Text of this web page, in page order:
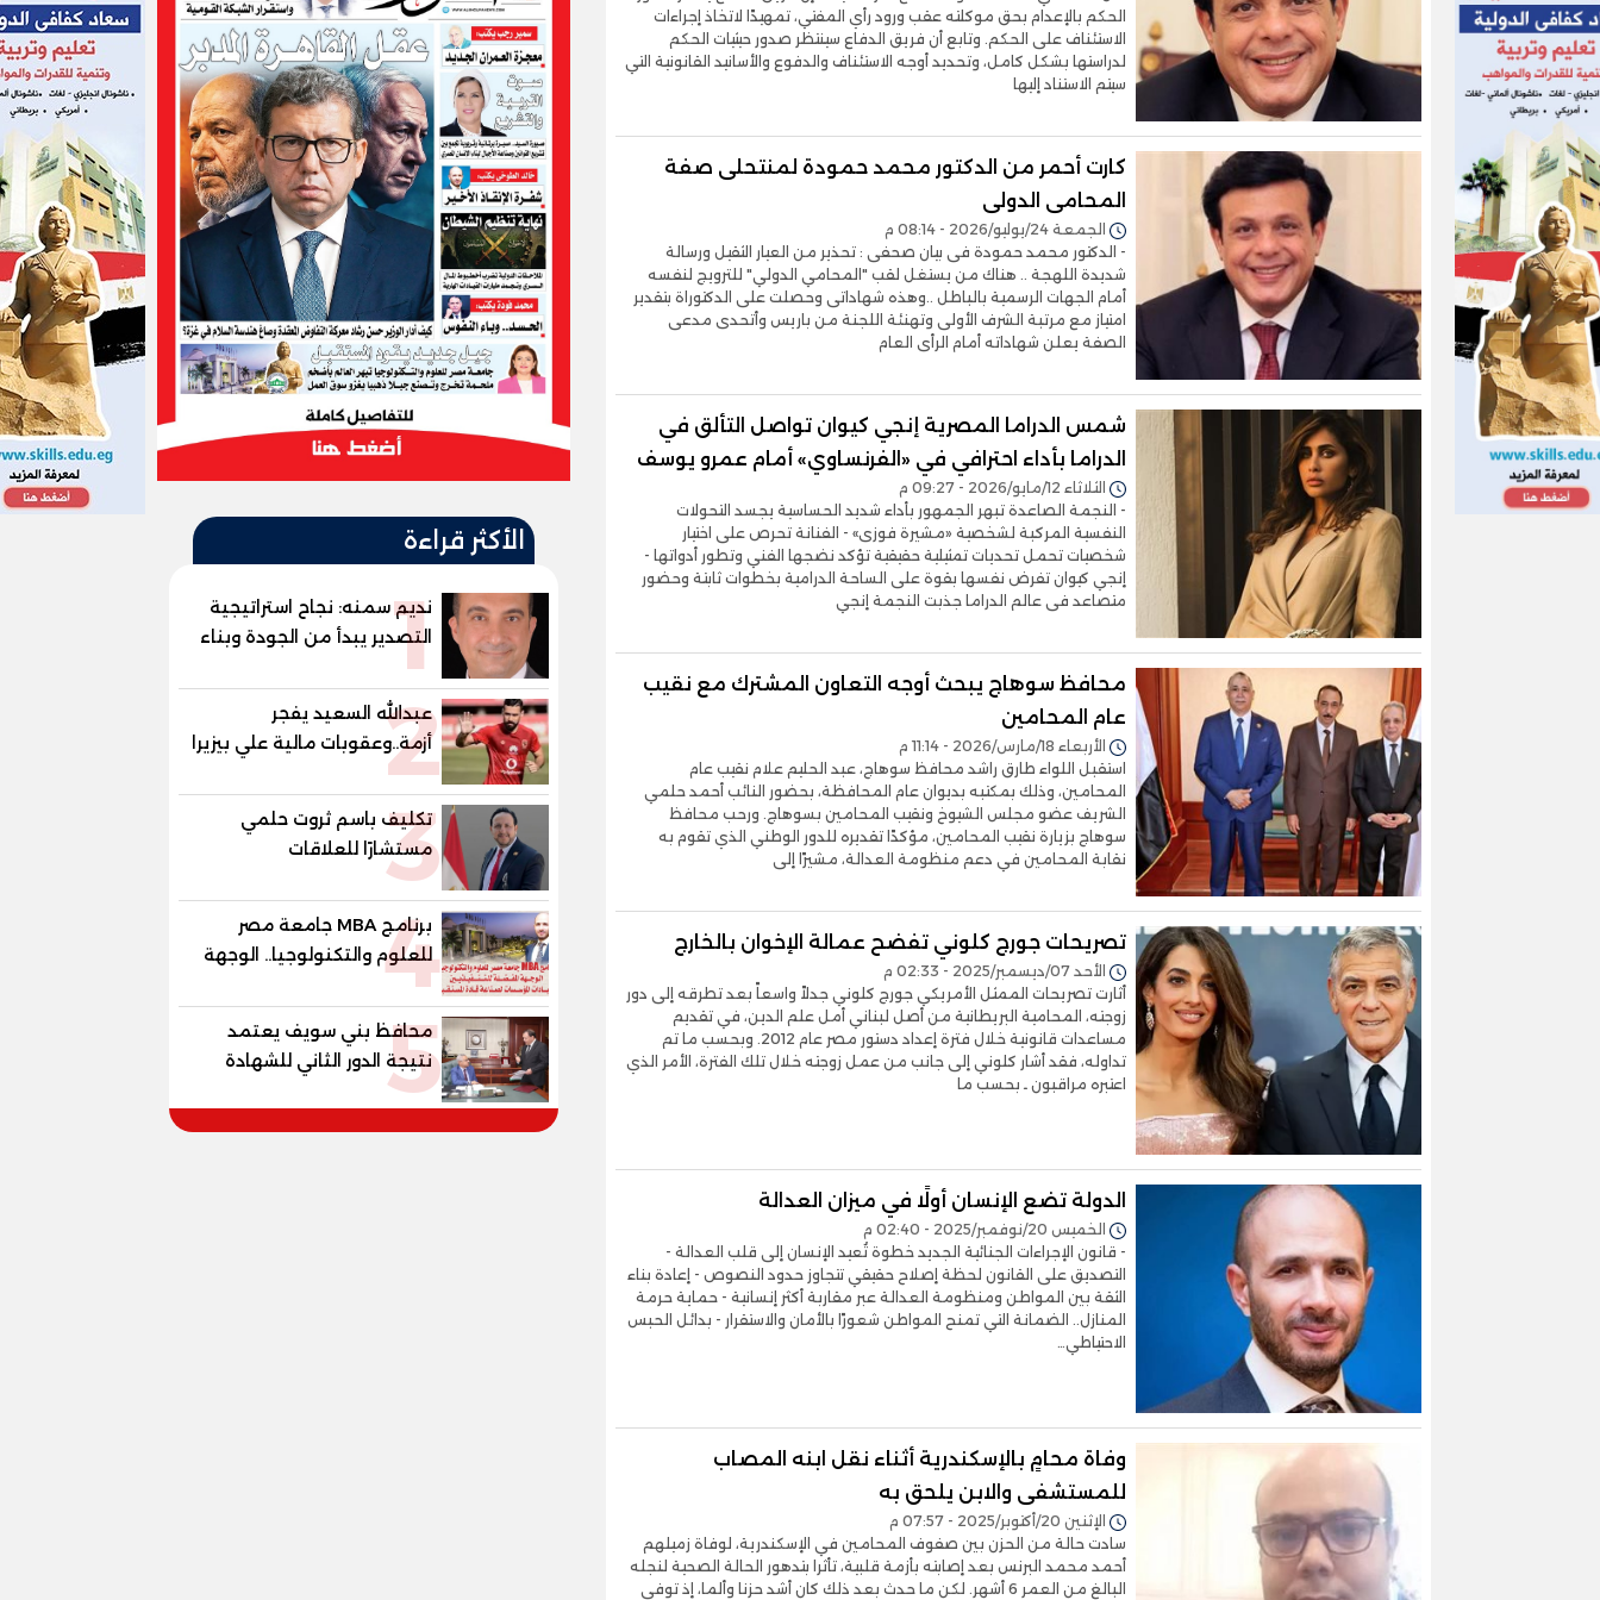
الحكم بالإعدام بحق موكلته عقب ورود رأي المفتي، تمهيدًا لاتخاذ إجراءات
الاستئناف على الحكم. وتابع أن فريق الدفاع سينتظر صدور حيثيات الحكم
لدراستها بشكل كامل، وتحديد أوجه الاستئناف والدفوع والأسانيد القانونية التي
سيتم الاستناد إليها
كارت أحمر من الدكتور محمد حمودة لمنتحلى صفة
المحامى الدولى
الجمعة 24/يوليو/2026 - 08:14 م
- الدكتور محمد حمودة فى بيان صحفى : تحذير من العيار الثقيل ورسالة
شديدة اللهجة .. هناك من يستغل لقب "المحامي الدولي" للترويج لنفسه
أمام الجهات الرسمية بالباطل ..وهذه شهاداتى وحصلت على الدكتوراة بتقدير
امتياز مع مرتبة الشرف الأولى وتهنئة اللجنة من باريس وأتحدى مدعى
الصفة يعلن شهاداته أمام الرأى العام
شمس الدراما المصرية إنجي كيوان تواصل التألق في
الدراما بأداء احترافي في «الفرنساوي» أمام عمرو يوسف
الثلاثاء 12/مايو/2026 - 09:27 م
- النجمة الصاعدة تبهر الجمهور بأداء شديد الحساسية يجسد التحولات
النفسية المركبة لشخصية «مشيرة فوزى» - الفنانة تحرص على اختيار
شخصيات تحمل تحديات تمثيلية حقيقية تؤكد نضجها الفني وتطور أدواتها -
إنجي كيوان تفرض نفسها بقوة على الساحة الدرامية بخطوات ثابتة وحضور
متصاعد فى عالم الدراما جذبت النجمة إنجي
محافظ سوهاج يبحث أوجه التعاون المشترك مع نقيب
عام المحامين
الأربعاء 18/مارس/2026 - 11:14 م
استقبل اللواء طارق راشد محافظ سوهاج، عبد الحليم علام نقيب عام
المحامين، وذلك بمكتبه بديوان عام المحافظة، بحضور النائب أحمد حلمي
الشريف عضو مجلس الشيوخ ونقيب المحامين بسوهاج. ورحب محافظ
سوهاج بزيارة نقيب المحامين، مؤكدًا تقديره للدور الوطني الذي تقوم به
نقابة المحامين في دعم منظومة العدالة، مشيرًا إلى
تصريحات جورج كلوني تفضح عمالة الإخوان بالخارج
الأحد 07/ديسمبر/2025 - 02:33 م
أثارت تصريحات الممثل الأمريكي جورج كلوني جدلاً واسعاً بعد تطرقه إلى دور
زوجته، المحامية البريطانية من أصل لبناني أمل علم الدين، في تقديم
مساعدات قانونية خلال فترة إعداد دستور مصر عام 2012. وبحسب ما تم
تداوله، فقد أشار كلوني إلى جانب من عمل زوجته خلال تلك الفترة، الأمر الذي
اعتبره مراقبون ـ بحسب ما
الدولة تضع الإنسان أولًا في ميزان العدالة
الخميس 20/نوفمبر/2025 - 02:40 م
- قانون الإجراءات الجنائية الجديد خطوة تُعيد الإنسان إلى قلب العدالة -
التصديق على القانون لحظة إصلاح حقيقي تتجاوز حدود النصوص - إعادة بناء
الثقة بين المواطن ومنظومة العدالة عبر مقاربة أكثر إنسانية - حماية حرمة
المنازل.. الضمانة التي تمنح المواطن شعورًا بالأمان والاستقرار - بدائل الحبس
الاحتياطي…
وفاة محامٍ بالإسكندرية أثناء نقل ابنه المصاب
للمستشفى والابن يلحق به
الإثنين 20/أكتوبر/2025 - 07:57 م
سادت حالة من الحزن بين صفوف المحامين في الإسكندرية، لوفاة زميلهم
أحمد محمد البرنس بعد إصابته بأزمة قلبية، تأثرا بتدهور الحالة الصحية لنجله
البالغ من العمر 6 أشهر. لكن ما حدث بعد ذلك كان أشد حزنا وألما، إذ توفى
الأكثر قراءة
1
نديم سمنه: نجاح استراتيجية
التصدير يبدأ من الجودة وبناء
الثقة في شعار "صنع في
مصر"
2
عبدالله السعيد يفجر
أزمة..وعقوبات مالية علي بيزيرا
وبانزا
3
تكليف باسم ثروت حلمي
مستشارًا للعلاقات
الدبلوماسية وعضوًا بالهيئة
«جاد جمينت يوإن»
4
برنامج MBA جامعة مصر
للعلوم والتكنولوجيا.. الوجهة
المفضلة للتنفيذيين وقيادات
المستقبل
5
محافظ بني سويف يعتمد
نتيجة الدور الثاني للشهادة
الإعدادية العامة بنسبة